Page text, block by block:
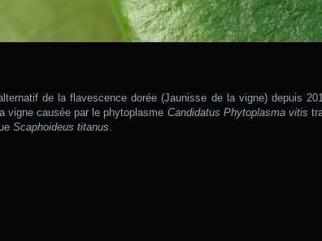
de la flavescence dorée (Jaunisse de la vigne) depuis
vigne causée par le phytoplasme Candidatus Phytoplasma vitis
Scaphoideus titanus